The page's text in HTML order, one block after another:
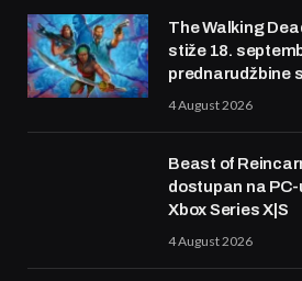
The Walking
stiže 18.
prednarudžbine
4 August 2026
Beast of
dostupan na
Xbox Series X|S
4 August 2026